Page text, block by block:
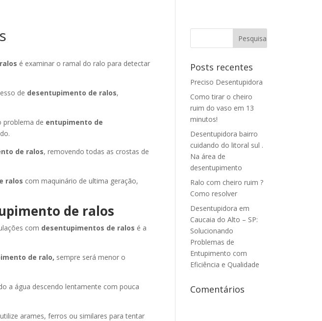
é examinar o ramal do ralo para detectar
de desentupimento de ralos,
problema de entupimento de
de ralos, removendo todas as crostas de
ralos com maquinário de ultima geração,
de ralos
com desentupimentos de ralos é a
de ralo, sempre será menor o
a água descendo lentamente com pouca
arames, ferros ou similares para tentar
Posts recentes
Preciso Desentupidora
Como tirar o cheiro
ruim do vaso em 13
minutos!
Desentupidora bairro
cuidando do litoral sul .
Na área de
desentupimento
Ralo com cheiro ruim ?
Como resolver
Desentupidora em
Caucaia do Alto – SP:
Solucionando
Problemas de
Entupimento com
Eficiência e Qualidade
Comentários